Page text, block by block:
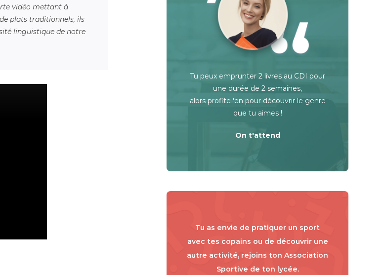
vidéo mettant à
plats traditionnels, ils
linguistique de notre
Tu peux emprunter 2 livres au CDI pour
une durée de 2 semaines,
alors profite 'en pour découvrir le genre
que tu aimes !
On t'attend
Tu as envie de pratiquer un sport
avec tes copains ou de découvrir une
autre activité, rejoins ton Association
Sportive de ton lycée.